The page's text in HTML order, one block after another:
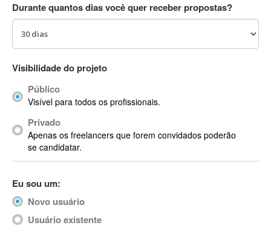
AccountMate
ACDSee
ACID Pro
ACPI
Acrobat X
ACT
Actian
Actimize
ActionScript 3
Active Directory
ActiveCollab
Durante quantos dias você quer receber propostas?
Visibilidade do projeto
Público
Visível para todos os profissionais.
Privado
Apenas os freelancers que forem convidados poderão
se candidatar.
Eu sou um:
Novo usuário
Usuário existente